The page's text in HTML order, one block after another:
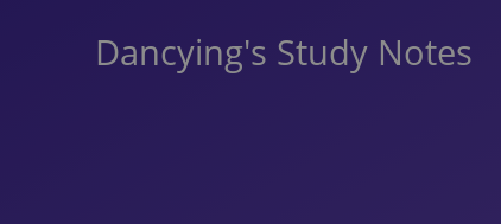
Dancying's Study Notes